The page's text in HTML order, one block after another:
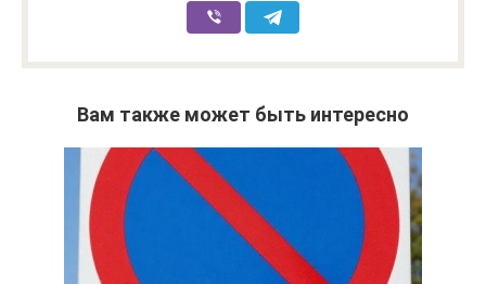
Вам также может быть интересно